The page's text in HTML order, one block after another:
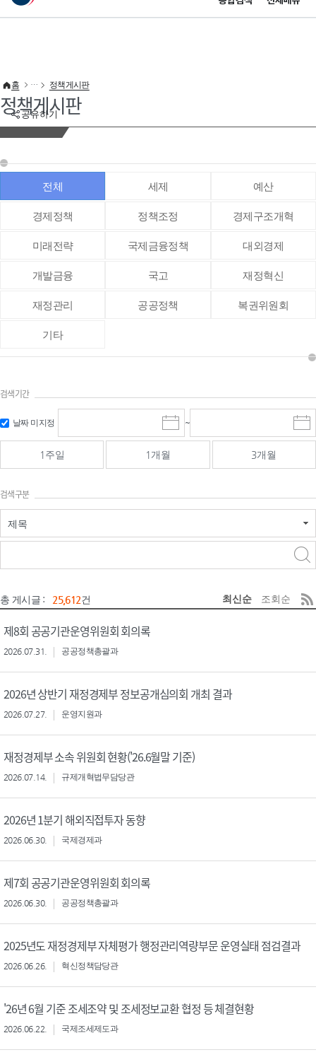
이 누리집은 대한민국 공식 전자정부 누리집입니다.
공유하기
홈 정책게시판
정책게시판
전체 세제 예산
경제정책 정책조정 경제구조개혁
미래전략 국제금융정책 대외경제
개발금융 국고 재정혁신
재정관리 공공정책 복권위원회
기타
검색기간
날짜 미지정
시
작
일
선
~
종
료
선
1주일 1개월 3개월
검색구분
제목
총 게시글 : 25,612건 최신순 조회순
제8회 공공기관운영위원회 회의록
2026.07.31. 공공정책총괄과
2026년 상반기 재정경제부 정보공개심의회 개최 결과
2026.07.27. 운영지원과
재정경제부 소속 위원회 현황('26.6월말 기준)
2026.07.14. 규제개혁법무담당관
2026년 1분기 해외직접투자 동향
2026.06.30. 국제경제과
제7회 공공기관운영위원회 회의록
2026.06.30. 공공정책총괄과
2025년도 재정경제부 자체평가 행정관리역량부문 운영실태 점검결과
2026.06.26. 혁신정책담당관
'26년 6월 기준 조세조약 및 조세정보교환 협정 등 체결현황
2026.06.22. 국제조세제도과